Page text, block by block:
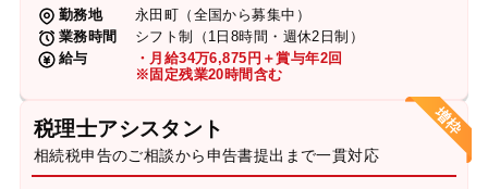
勤務地
永田町（全国から募集中）
業務時間
シフト制（1日8時間・週休2日制）
給与
・月給34万6,875円＋賞与年2回
※固定残業20時間含む
税理士アシスタント
相続税申告のご相談から申告書提出まで一貫対応